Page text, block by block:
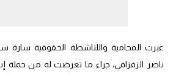
عبرت المحامية واللناشطة الحقوقية
ناصر الزفزافي، جراء ما تعرضت له من حملة